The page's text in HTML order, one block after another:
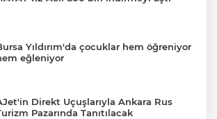
Yıldırım'da çocuklar hem öğreniyor
eğleniyor
Direkt Uçuşlarıyla Ankara Rus
Pazarında Tanıtılacak